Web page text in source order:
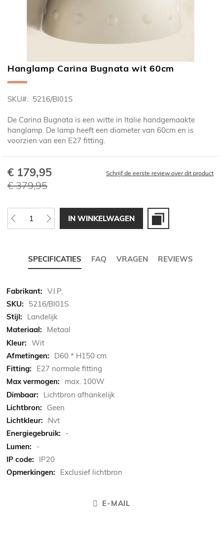
Ga
naar
begin
de
afbeeldingen-
gallerij
Hanglamp Carina Bugnata wit 60cm
SKU 5216/BI01S
De Carina Bugnata is een witte in Italie handgemaakte
hanglamp. De lamp heeft een diameter van 60cm en is
voorzien van een E27 fitting.
Speciale
prijs
€ 179,95
€ 379,95
Schrijf de eerste review over dit product
IN WINKELWAGEN
SPECIFICATIES FAQ VRAGEN REVIEWS
Meer
informatie
V.I.P.
5216/BI01S
Landelijk
Metaal
Wit
D60 * H150 cm
E27 normale fitting
max. 100W
Lichtbron afhankelijk
Geen
Nvt
-
-
IP20
Exclusief lichtbron
E-MAIL